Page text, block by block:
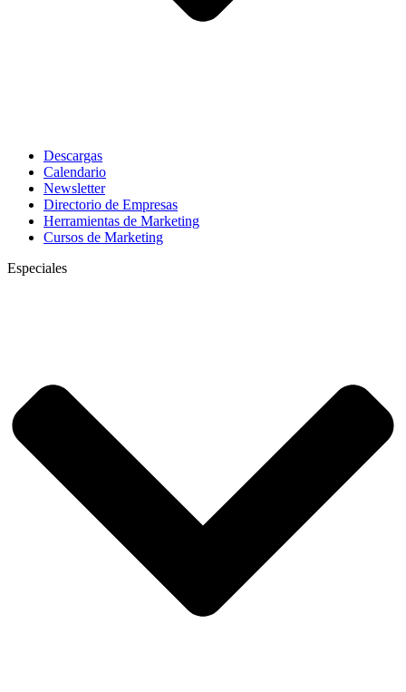
Descargas
Calendario
Newsletter
Directorio de Empresas
Herramientas de Marketing
Cursos de Marketing
Especiales